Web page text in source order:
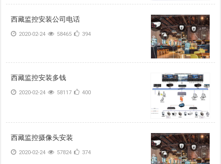
西藏监控安装公司电话
2020-02-24 58465 394
西藏监控安装多钱
2020-02-24 58117 400
西藏监控摄像头安装
2020-02-24 57824 374